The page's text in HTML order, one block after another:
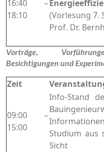
16:40 –
18:10
(Vorlesung 7.
Prof. Dr.
Vorträge,
Besichtigungen und
Zeit
09:00 –
15:00
Info-Stand
Studium aus
Sicht